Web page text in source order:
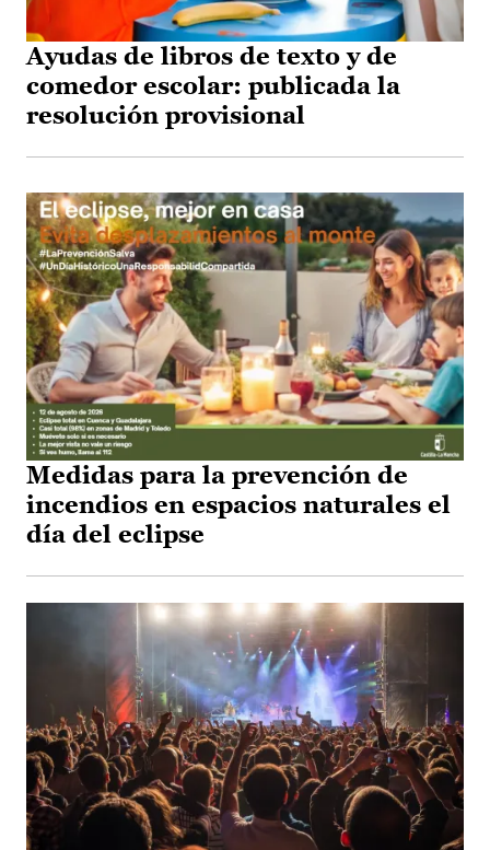
Ayudas de libros de texto y de
comedor escolar: publicada la
resolución provisional
Medidas para la prevención de
incendios en espacios naturales el
día del eclipse